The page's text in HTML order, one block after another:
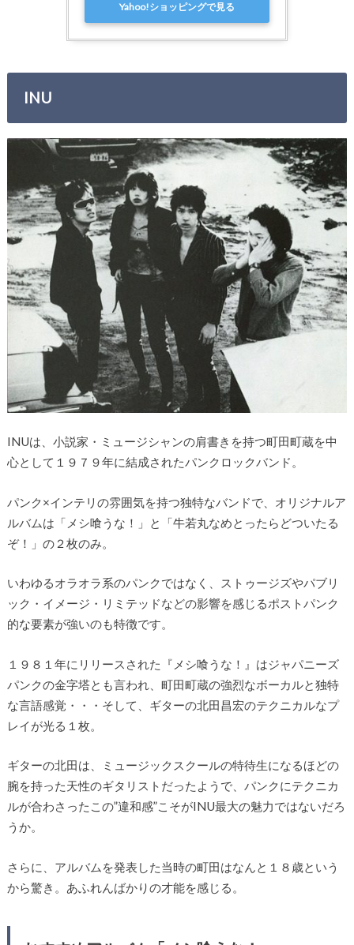
Yahoo!ショッピングで見る
INU
INUは、小説家・ミュージシャンの肩書きを持つ町田町蔵を中
心として１９７９年に結成されたパンクロックバンド。
パンク×インテリの雰囲気を持つ独特なバンドで、オリジナルア
ルバムは「メシ喰うな！」と「牛若丸なめとったらどついたる
ぞ！」の２枚のみ。
いわゆるオラオラ系のパンクではなく、ストゥージズやパブリ
ック・イメージ・リミテッドなどの影響を感じるポストパンク
的な要素が強いのも特徴です。
１９８１年にリリースされた『メシ喰うな！』はジャパニーズ
パンクの金字塔とも言われ、町田町蔵の強烈なボーカルと独特
な言語感覚・・・そして、ギターの北田昌宏のテクニカルなプ
レイが光る１枚。
ギターの北田は、ミュージックスクールの特待生になるほどの
腕を持った天性のギタリストだったようで、パンクにテクニカ
ルが合わさったこの”違和感”こそがINU最大の魅力ではないだろ
うか。
さらに、アルバムを発表した当時の町田はなんと１８歳という
から驚き。あふれんばかりの才能を感じる。